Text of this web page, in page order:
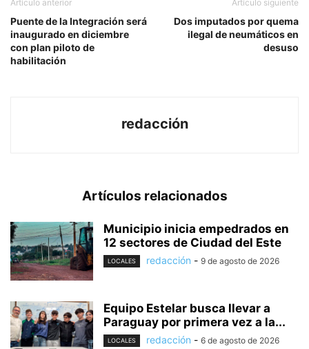
Artículo anterior
Puente de la Integración será
inaugurado en diciembre
con plan piloto de
habilitación
Artículo siguiente
Dos imputados por quema
ilegal de neumáticos en
desuso
redacción
Artículos relacionados
Municipio inicia empedrados en
12 sectores de Ciudad del Este
LOCALES redacción - 9 de agosto de 2026
Equipo Estelar busca llevar a
Paraguay por primera vez a la...
LOCALES redacción - 6 de agosto de 2026